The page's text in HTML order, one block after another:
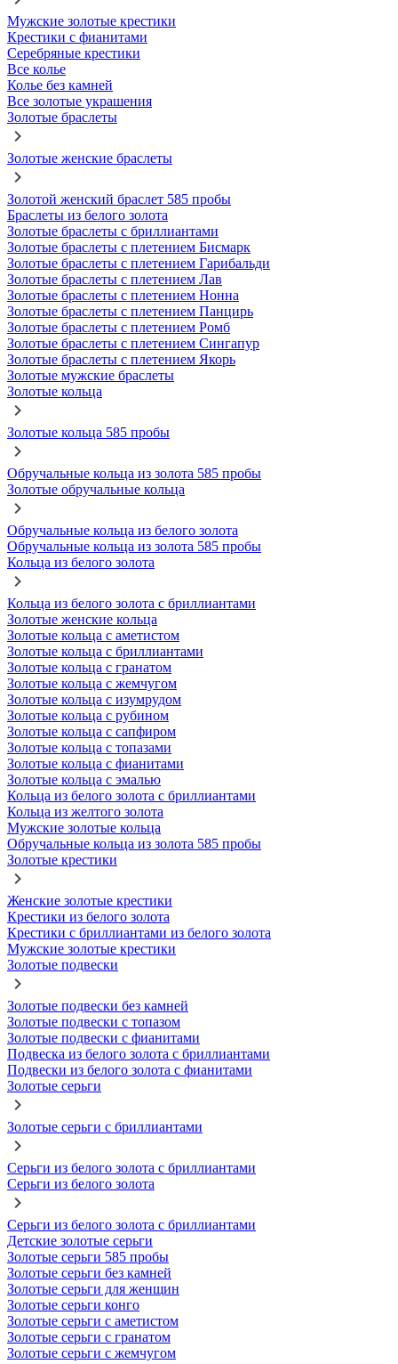
Мужские золотые крестики
Крестики с фианитами
Серебряные крестики
Все колье
Колье без камней
Все золотые украшения
Золотые браслеты
Золотые женские браслеты
Золотой женский браслет 585 пробы
Браслеты из белого золота
Золотые браслеты с бриллиантами
Золотые браслеты с плетением Бисмарк
Золотые браслеты с плетением Гарибальди
Золотые браслеты с плетением Лав
Золотые браслеты с плетением Нонна
Золотые браслеты с плетением Панцирь
Золотые браслеты с плетением Ромб
Золотые браслеты с плетением Сингапур
Золотые браслеты с плетением Якорь
Золотые мужские браслеты
Золотые кольца
Золотые кольца 585 пробы
Обручальные кольца из золота 585 пробы
Золотые обручальные кольца
Обручальные кольца из белого золота
Обручальные кольца из золота 585 пробы
Кольца из белого золота
Кольца из белого золота с бриллиантами
Золотые женские кольца
Золотые кольца с аметистом
Золотые кольца с бриллиантами
Золотые кольца с гранатом
Золотые кольца с жемчугом
Золотые кольца с изумрудом
Золотые кольца с рубином
Золотые кольца с сапфиром
Золотые кольца с топазами
Золотые кольца с фианитами
Золотые кольца с эмалью
Кольца из белого золота с бриллиантами
Кольца из желтого золота
Мужские золотые кольца
Обручальные кольца из золота 585 пробы
Золотые крестики
Женские золотые крестики
Крестики из белого золота
Крестики с бриллиантами из белого золота
Мужские золотые крестики
Золотые подвески
Золотые подвески без камней
Золотые подвески с топазом
Золотые подвески с фианитами
Подвеска из белого золота с бриллиантами
Подвески из белого золота с фианитами
Золотые серьги
Золотые серьги с бриллиантами
Серьги из белого золота с бриллиантами
Серьги из белого золота
Серьги из белого золота с бриллиантами
Детские золотые серьги
Золотые серьги 585 пробы
Золотые серьги без камней
Золотые серьги для женщин
Золотые серьги конго
Золотые серьги с аметистом
Золотые серьги с гранатом
Золотые серьги с жемчугом